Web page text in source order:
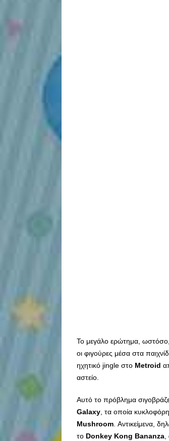
Το μεγάλο ερώτημα, ωστόσο,
οι φιγούρες μέσα στα
ηχητικό jingle στο Metroid
αστείο.
Αυτό το πρόβλημα
Galaxy , τα οποία
Mushroom . Αντικείμενα,
το Donkey Kong Bananza